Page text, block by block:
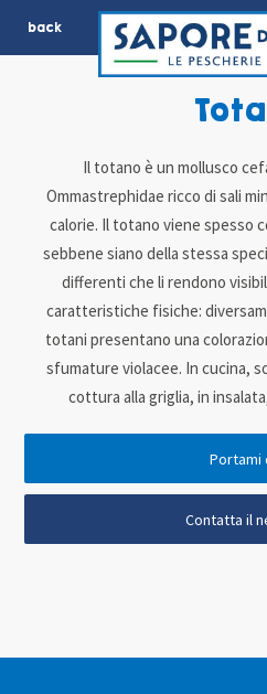
back
Il totano è un mollusco
Ommastrephidae ricco di sali
calorie. Il totano viene spesso
sebbene siano della stessa
differenti che li rendono
caratteristiche fisiche:
totani presentano una
sfumature violacee. In cucina,
cottura alla griglia, in
Portami
Contatta il